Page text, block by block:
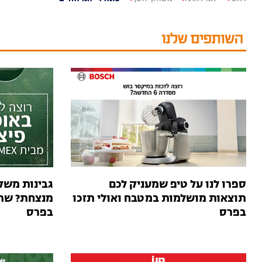
ספרו לנו על טיפ שמעניק לכם
תוצאות מושלמות במטבח ואולי תזכו
בפרס
גבינות
מנצחת?
בפרס